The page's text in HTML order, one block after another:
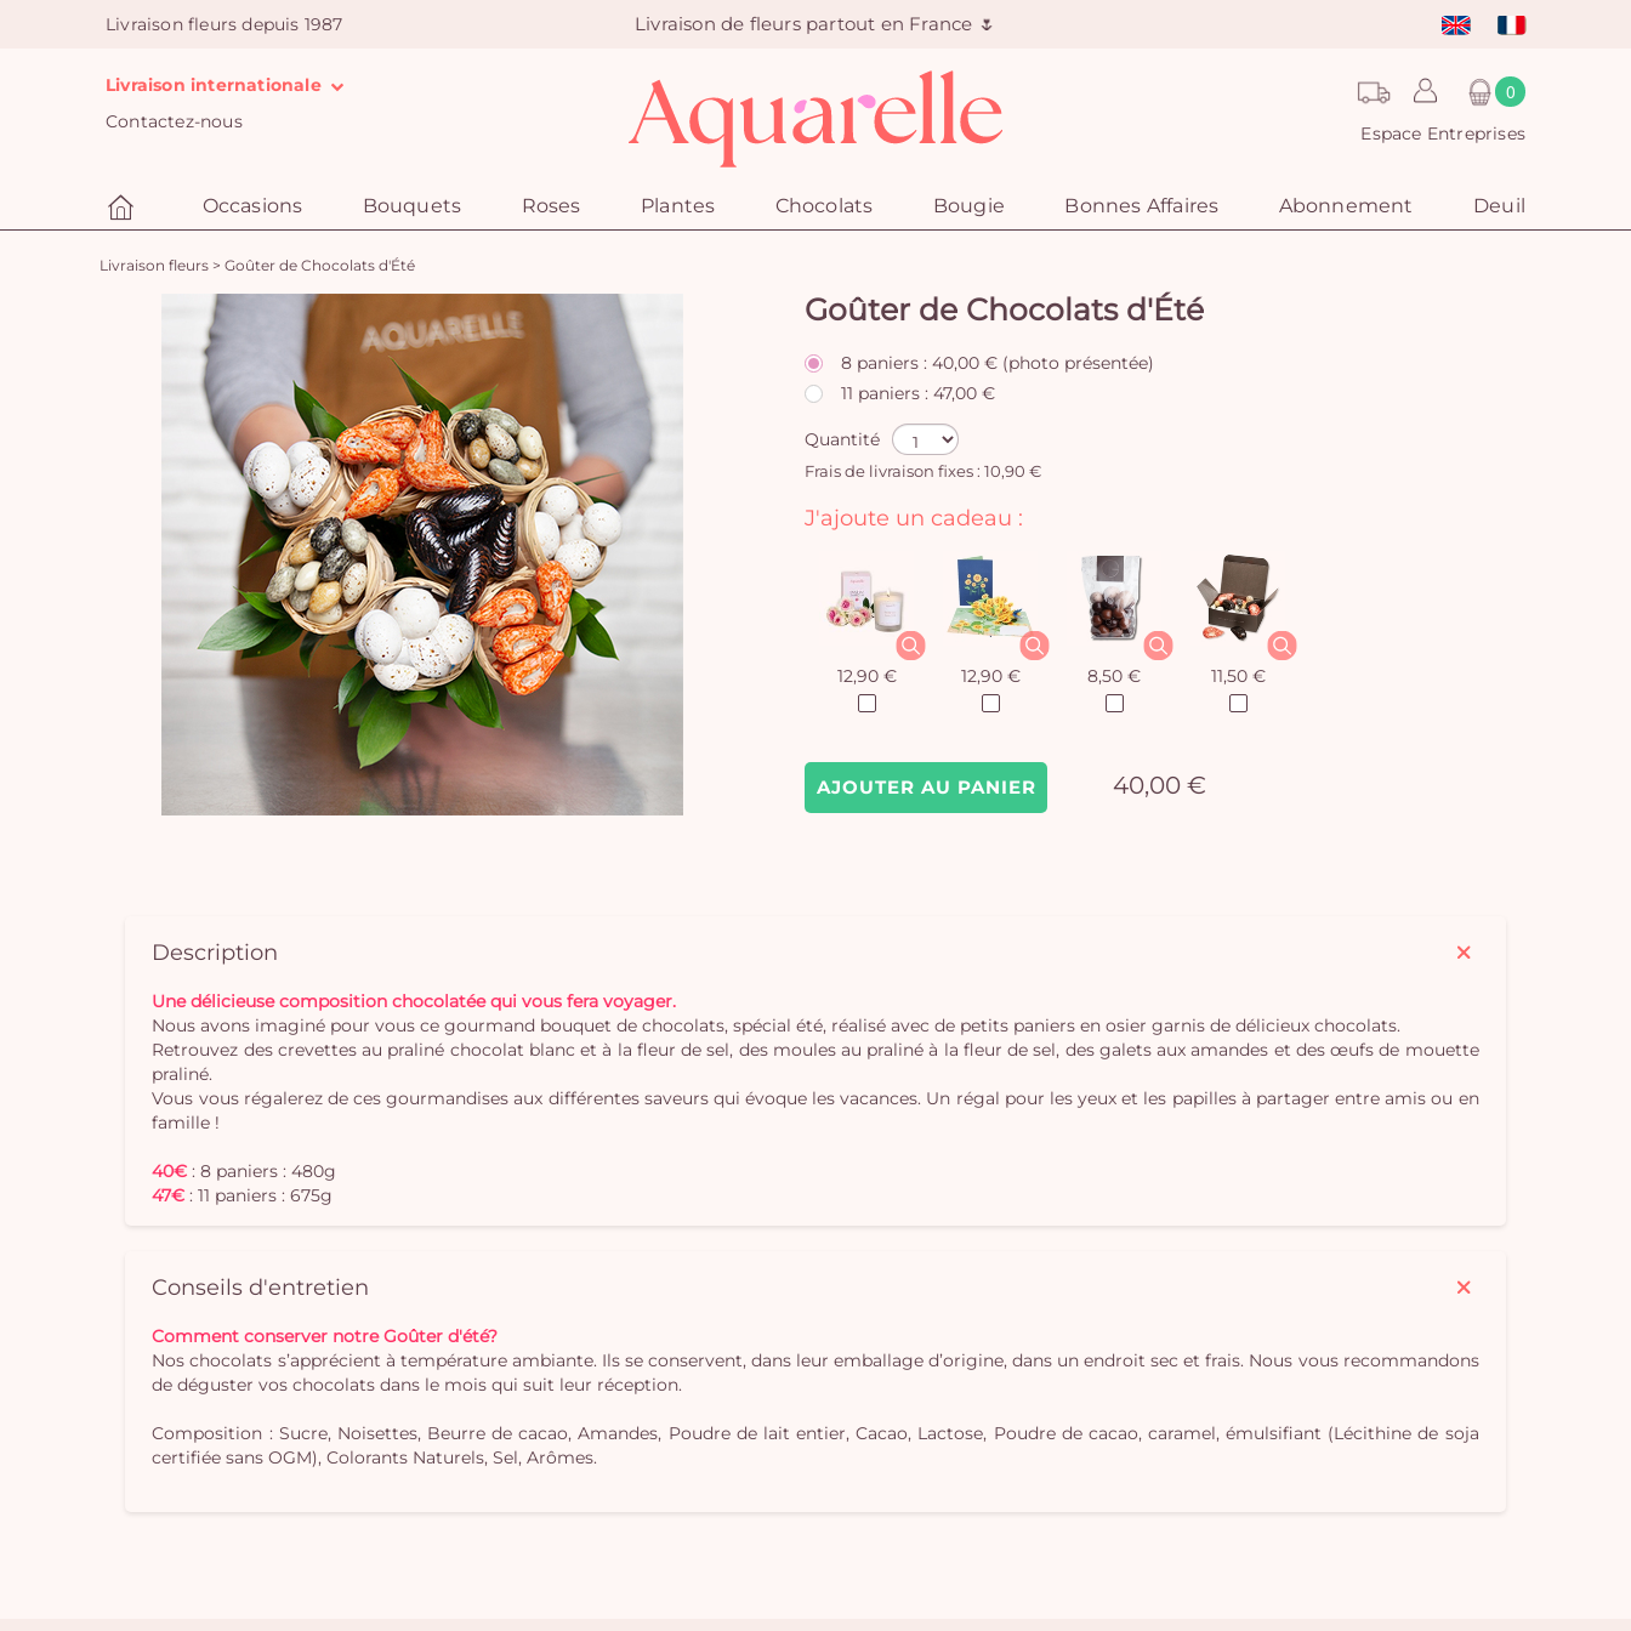
Livraison fleurs depuis 1987 Livraison de fleurs partout en France 🌷
Livraison internationale
Contactez-nous
0
Espace Entreprises
Occasions Bouquets Roses Plantes Chocolats Bougie Bonnes Affaires Abonnement Deuil
Livraison fleurs > Goûter de Chocolats d'Été
Goûter de Chocolats d'Été
8 paniers : 40,00 € (photo présentée)
11 paniers : 47,00 €
Quantité
Frais de livraison fixes : 10,90 €
AJOUTER AU PANIER 40,00 €
J'ajoute un cadeau :
12,90 € 12,90 € 8,50 € 11,50 €
Description
Une délicieuse composition chocolatée qui vous fera voyager.
Nous avons imaginé pour vous ce gourmand bouquet de chocolats, spécial été, réalisé avec de petits paniers en osier garnis de délicieux chocolats.
Retrouvez des crevettes au praliné chocolat blanc et à la fleur de sel, des moules au praliné à la fleur de sel, des galets aux amandes et des œufs de mouette
praliné.
Vous vous régalerez de ces gourmandises aux différentes saveurs qui évoque les vacances. Un régal pour les yeux et les papilles à partager entre amis ou en
famille !
40€: 8 paniers : 480g
47€: 11 paniers : 675g
Conseils d'entretien
Comment conserver notre Goûter d'été?
Nos chocolats s’apprécient à température ambiante. Ils se conservent, dans leur emballage d’origine, dans un endroit sec et frais. Nous vous recommandons
de déguster vos chocolats dans le mois qui suit leur réception.
Composition : Sucre, Noisettes, Beurre de cacao, Amandes, Poudre de lait entier, Cacao, Lactose, Poudre de cacao, caramel, émulsifiant (Lécithine de soja
certifiée sans OGM), Colorants Naturels, Sel, Arômes.